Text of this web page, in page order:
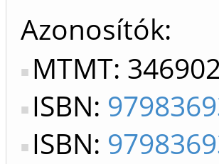
Azonosítók
MTMT:
ISBN:
ISBN: